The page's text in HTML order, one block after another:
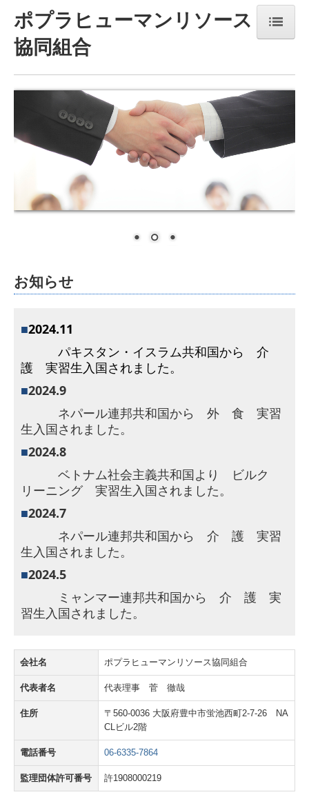
組合案内
技能実習生受入れのメリット
お問合せ
ポプラヒューマンリソース
協同組合
お知らせ
■2024.11
パキスタン・イスラム共和国から 介
護 実習生入国されました。
■2024.9
ネパール連邦共和国から 外 食 実習
生入国されました。
■2024.8
ベトナム社会主義共和国より ビルク
リーニング 実習生入国されました。
■2024.7
ネパール連邦共和国から 介 護 実習
生入国されました。
■2024.5
ミャンマー連邦共和国から 介 護 実
習生入国されました。
会社名 ポプラヒューマンリソース協同組合
代表者名 代表理事 菅 徹哉
住所
〒560-0036 大阪府豊中市蛍池西町2-7-26 NA
CLビル2階
電話番号 06-6335-7864
監理団体許可番号 許1908000219